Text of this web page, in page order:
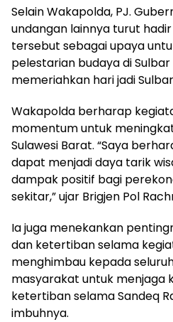
Selain Wakapolda, PJ.
undangan lainnya turut
tersebut sebagai upaya
pelestarian budaya di
memeriahkan hari jadi
Wakapolda berharap
momentum untuk
Sulawesi Barat. “Saya
dapat menjadi daya tarik
dampak positif bagi
sekitar,” ujar Brigjen Pol
Ia juga menekankan
dan ketertiban selama
menghimbau kepada
masyarakat untuk menjaga
ketertiban selama Sandeq
imbuhnya.